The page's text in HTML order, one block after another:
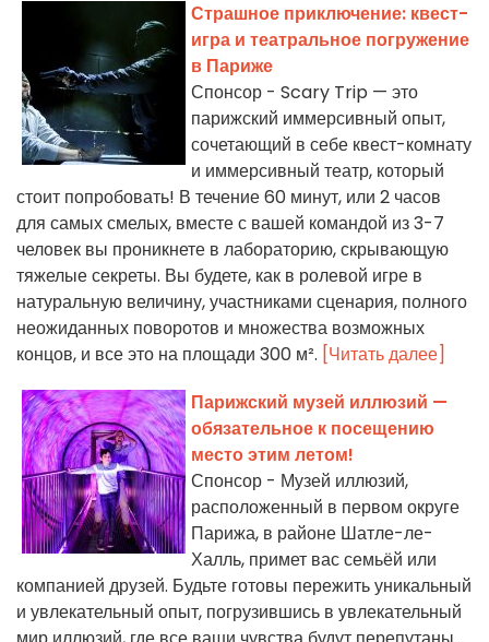
Страшное приключение: квест-
игра и театральное погружение
в Париже
Спонсор - Scary Trip — это
парижский иммерсивный опыт,
сочетающий в себе квест-комнату
и иммерсивный театр, который
стоит попробовать! В течение 60 минут, или 2 часов
для самых смелых, вместе с вашей командой из 3-7
человек вы проникнете в лабораторию, скрывающую
тяжелые секреты. Вы будете, как в ролевой игре в
натуральную величину, участниками сценария, полного
неожиданных поворотов и множества возможных
концов, и все это на площади 300 м². [Читать далее]
Парижский музей иллюзий —
обязательное к посещению
место этим летом!
Спонсор - Музей иллюзий,
расположенный в первом округе
Парижа, в районе Шатле-ле-
Халль, примет вас семьёй или
компанией друзей. Будьте готовы пережить уникальный
и увлекательный опыт, погрузившись в увлекательный